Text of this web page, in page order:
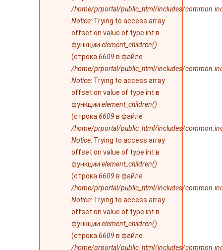
/home/prportal/public_html/includes/
Notice: Trying to access array
offset on value of type int в
функции element_children()
(строка 6609 в файле
/home/prportal/public_html/includes/
Notice: Trying to access array
offset on value of type int в
функции element_children()
(строка 6609 в файле
/home/prportal/public_html/includes/
Notice: Trying to access array
offset on value of type int в
функции element_children()
(строка 6609 в файле
/home/prportal/public_html/includes/
Notice: Trying to access array
offset on value of type int в
функции element_children()
(строка 6609 в файле
/home/prportal/public_html/includes/